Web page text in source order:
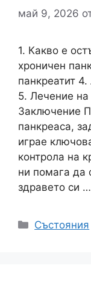
май 9, 2026
1. Какво е
хроничен
панкреатит
5. Лечение
Заключение
панкреаса,
играе
контрола на
ни помага да
здравето си …
Категории
Състояния